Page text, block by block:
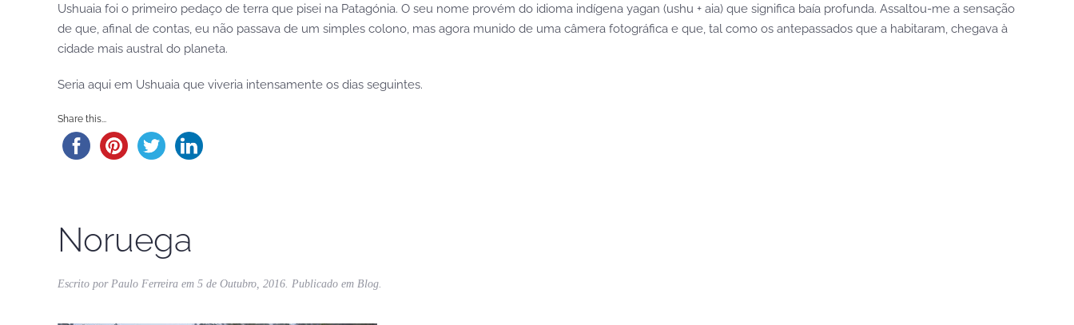
Ushuaia foi o primeiro pedaço de terra que pisei na Patagónia. O seu nome provém do idioma indígena yagan (ushu + aia) que significa baía profunda. Assaltou-me a sensação
de que, afinal de contas, eu não passava de um simples colono, mas agora munido de uma câmera fotográfica e que, tal como os antepassados que a habitaram, chegava à
cidade mais austral do planeta.
Seria aqui em Ushuaia que viveria intensamente os dias seguintes.
Share this...
Noruega
Escrito por Paulo Ferreira em 5 de Outubro, 2016. Publicado em Blog.